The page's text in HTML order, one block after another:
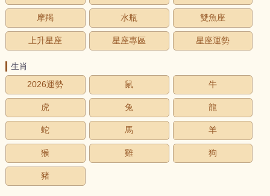
摩羯 水瓶 雙魚座
上升星座 星座專區 星座運勢
生肖
2026運勢
鼠 牛
虎 兔 龍
蛇 馬 羊
猴 雞 狗
豬